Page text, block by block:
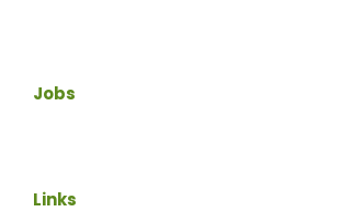
Jobs
Links